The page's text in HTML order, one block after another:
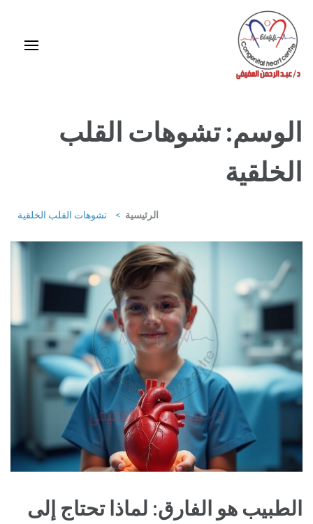
المحتوى
(اضغط
Enter)
الوسم:تشوهات القلب
الخلقية
الرئيسية > تشوهات القلب الخلقية
الطبيب هو الفارق: لماذا تحتاج إلى